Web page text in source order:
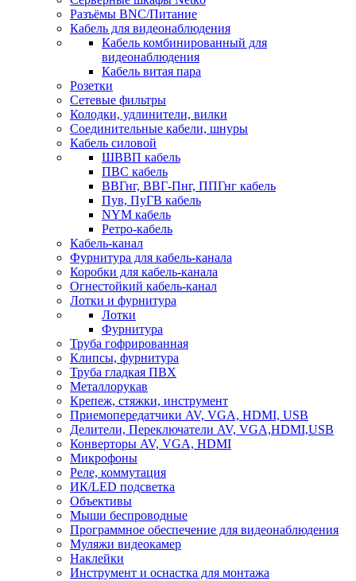
Разъёмы BNC/Питание
Кабель для видеонаблюдения
Кабель комбинированный для
видеонаблюдения
Кабель витая пара
Розетки
Сетевые фильтры
Колодки, удлинители, вилки
Соединительные кабели, шнуры
Кабель силовой
ШВВП кабель
ПВС кабель
ВВГнг, ВВГ-Пнг, ППГнг кабель
Пув, ПуГВ кабель
NYM кабель
Ретро-кабель
Кабель-канал
Фурнитура для кабель-канала
Коробки для кабель-канала
Огнестойкий кабель-канал
Лотки и фурнитура
Лотки
Фурнитура
Труба гофрированная
Клипсы, фурнитура
Труба гладкая ПВХ
Металлорукав
Крепеж, стяжки, инструмент
Приемопередатчики AV, VGA, HDMI, USB
Делители, Переключатели AV, VGA,HDMI,USB
Конверторы AV, VGA, HDMI
Микрофоны
Реле, коммутация
ИК/LED подсветка
Объективы
Мыши беспроводные
Программное обеспечение для видеонаблюдения
Муляжи видеокамер
Наклейки
Инструмент и оснастка для монтажа